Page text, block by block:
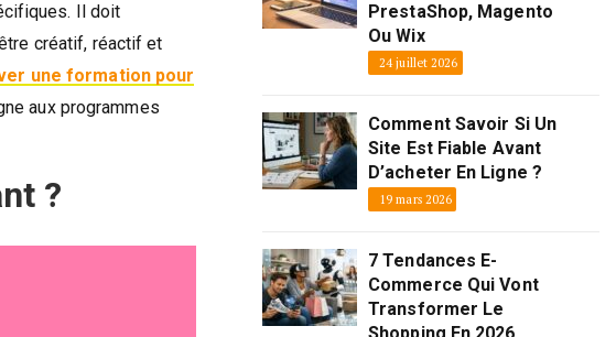
Il doit
créatif, réactif et
une formation pour
aux programmes
?
PrestaShop, Magento
Ou Wix
24 juillet 2026
Comment Savoir Si Un
Site Est Fiable Avant
D’acheter En Ligne ?
19 mars 2026
7 Tendances E-
Commerce Qui Vont
Transformer Le